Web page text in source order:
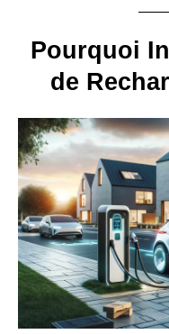
Pourquoi
de